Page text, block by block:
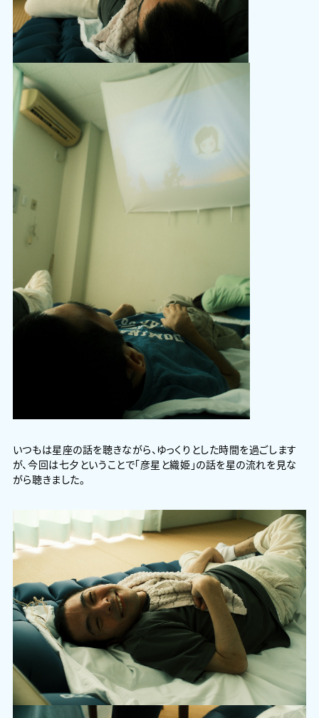
いつもは星座の話を聴きながら、ゆっくりとした時間を過ごします
が、今回は七夕ということで「彦星と織姫」の話を星の流れを見な
がら聴きました。